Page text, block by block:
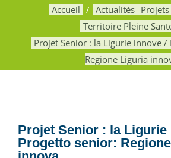
Accueil Actualités
Territoire Pleine
Projet Senior : la Ligurie innove /
Regione Liguria
Projet Senior : la Ligurie
Progetto senior: